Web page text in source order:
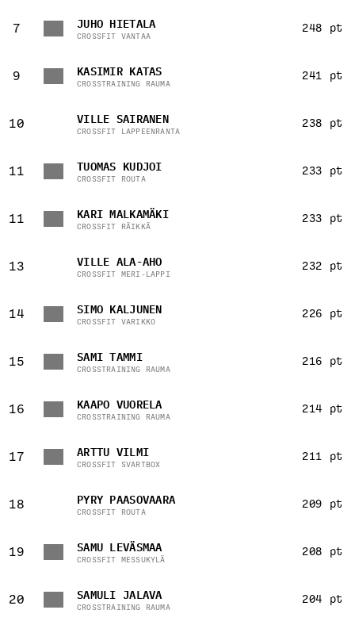
7 JUHO HIETALA
CROSSFIT VANTAA
248 pt
9 KASIMIR KATAS
CROSSTRAINING RAUMA
241 pt
10 VILLE SAIRANEN
CROSSFIT LAPPEENRANTA
238 pt
11 TUOMAS KUDJOI
CROSSFIT ROUTA
233 pt
11 KARI MALKAMÄKI
CROSSFIT RÄIKKÄ
233 pt
13 VILLE ALA-AHO
CROSSFIT MERI-LAPPI
232 pt
14 SIMO KALJUNEN
CROSSFIT VARIKKO
226 pt
15 SAMI TAMMI
CROSSTRAINING RAUMA
216 pt
16 KAAPO VUORELA
CROSSTRAINING RAUMA
214 pt
17 ARTTU VILMI
CROSSFIT SVARTBOX
211 pt
18 PYRY PAASOVAARA
CROSSFIT ROUTA
209 pt
19 SAMU LEVÄSMAA
CROSSFIT MESSUKYLÄ
208 pt
20 SAMULI JALAVA
CROSSTRAINING RAUMA
204 pt